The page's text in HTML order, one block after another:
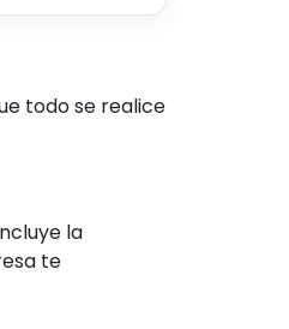
todo se realice
la
te